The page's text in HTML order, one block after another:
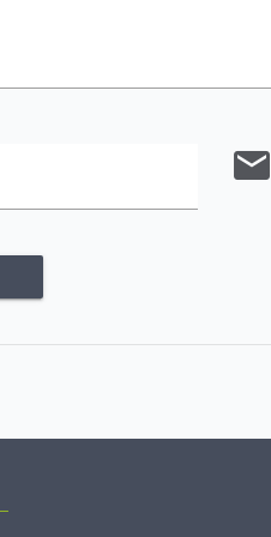
email